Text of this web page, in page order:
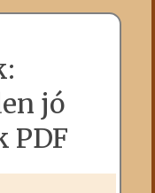
jó
PDF